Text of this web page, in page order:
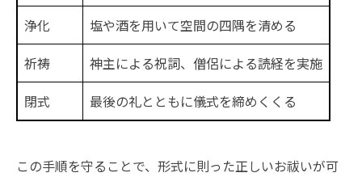
浄化
塩や酒を用いて空間の四隅を清める
祈祷
神主による祝詞、僧侶による読経を実施
閉式
最後の礼とともに儀式を締めくくる
この手順を守ることで、形式に則った正しいお祓いが可